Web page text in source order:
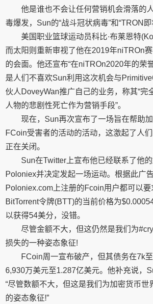
他是谁也不会让任何营销机会滑落的
毒爆发，Sun的“战斗冠状病毒”和“TRON即
美国职业篮球运动员科比·布莱恩特
而太阳则重新审视了他在2019年niTROn
的会面。他还宣布“在niTROn2020年的荣
是人们不喜欢Sun利用这次机会与
伙人DoveyWan推广自己的业务，称其“完
人物的悲剧性死亡作为营销手段”。
现在，Sun再次宣布了一场旨在帮助
FCoin受害者的活动的活动，这激起了人
正在关闭。
Sun在Twitter上宣布他已经联系了他
Poloniex并决定发起一场运动。根据此广
Poloniex.com上注册的Fcoin用户都可以要
BitTorrent令牌(BTT)的当前价格为
以获得54美分，没错。
尽管金额不大，但这仍然是我们为
损失的一种姿态象征!
FCoin周一宣布破产，但其债务在7k
6,930万美元至1.287亿美元。他补充说，
“尽管数额不大，但这是我们为加密货币世
的姿态象征!”